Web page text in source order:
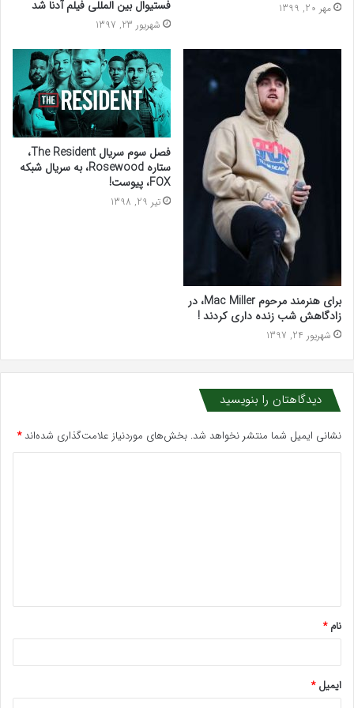
مهر 20, 1399 فستیوال بین المللی فیلم آدنا شد
شهریور 23, 1397
برای هنرمند مرحوم Mac Miller، در
زادگاهش شب زنده داری کردند !
شهریور 24, 1397
فصل سوم سریال The Resident،
ستاره Rosewood، به سریال شبکه
FOX، پیوست!
تیر 29, 1398
دیدگاهتان را بنویسید
نشانی ایمیل شما منتشر نخواهد شد. بخش‌های موردنیاز علامت‌گذاری شده‌اند*
*
نام*
ایمیل*